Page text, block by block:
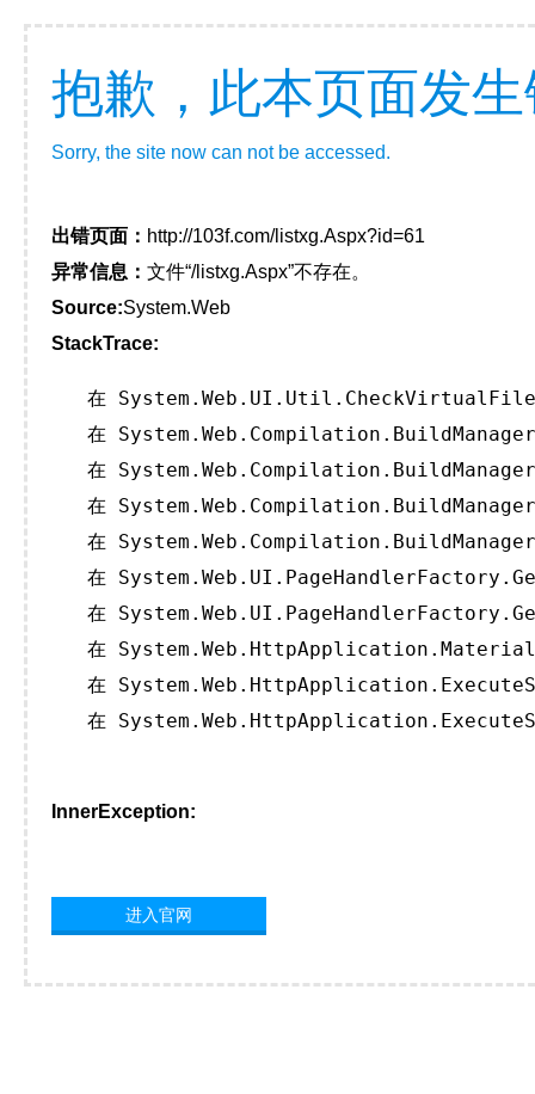
抱歉，此本页面发
Sorry, the site now can not be accessed.
出错页面： http://103f.com/listxg.Aspx?id=61
异常信息： 文件“/listxg.Aspx”不存在。
Source:System.Web
StackTrace:
在
在
在
在
在
在
在
在
在
在
InnerException:
进入官网